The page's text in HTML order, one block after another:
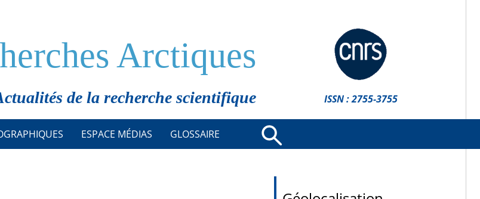
Arctiques
de la recherche scientifique ISSN : 2755-3755
ESPACE MÉDIAS GLOSSAIRE